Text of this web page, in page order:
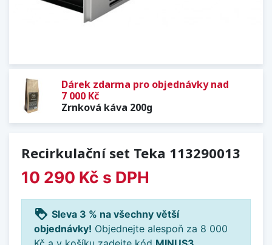
Dárek zdarma pro objednávky nad
7 000 Kč
Zrnková káva 200g
Recirkulační set Teka 113290013
10 290 Kč s DPH
loyalty Sleva 3 % na všechny větší
objednávky! Objednejte alespoň za 8 000